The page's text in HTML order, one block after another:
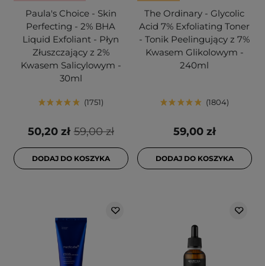
Paula's Choice - Skin
Perfecting - 2% BHA
Liquid Exfoliant - Płyn
Złuszczający z 2%
Kwasem Salicylowym -
30ml
1751
59,00 zł
50,20 zł
DODAJ DO KOSZYKA
The Ordinary - Glycolic
Acid 7% Exfoliating Toner
- Tonik Peelingujący z 7%
Kwasem Glikolowym -
240ml
1804
59,00 zł
DODAJ DO KOSZYKA